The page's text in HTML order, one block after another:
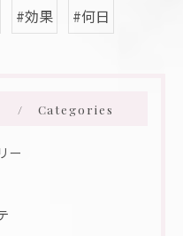
#効果 #何日
Categories
ー